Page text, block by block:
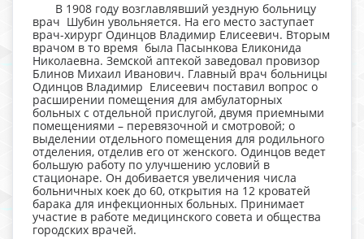
В 1908 году возглавлявший уездную больницу
врач Шубин увольняется. На его место заступает
врач-хирург Одинцов Владимир Елисеевич. Вторым
врачом в то время была Пасынкова Еликонида
Николаевна. Земской аптекой заведовал провизор
Блинов Михаил Иванович. Главный врач больницы
Одинцов Владимир Елисеевич поставил вопрос о
расширении помещения для амбулаторных
больных с отдельной прислугой, двумя приемными
помещениями – перевязочной и смотровой; о
выделении отдельного помещения для родильного
отделения, отделив его от женского. Одинцов ведет
большую работу по улучшению условий в
стационаре. Он добивается увеличения числа
больничных коек до 60, открытия на 12 кроватей
барака для инфекционных больных. Принимает
участие в работе медицинского совета и общества
городских врачей.